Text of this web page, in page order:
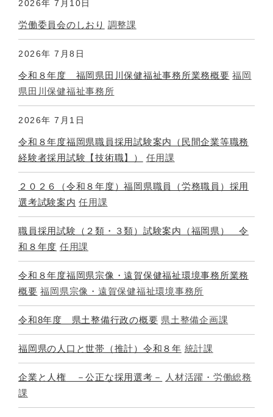
2026年 7月10日
労働委員会のしおり 調整課
2026年 7月8日
令和８年度 福岡県田川保健福祉事務所業務概要 福岡
県田川保健福祉事務所
2026年 7月1日
令和８年度福岡県職員採用試験案内（民間企業等職務
経験者採用試験【技術職】）
任用課
２０２６（令和８年度）福岡県職員（労務職員）採用
選考試験案内 任用課
職員採用試験（２類・３類）試験案内（福岡県） 令
和８年度 任用課
令和８年度福岡県宗像・遠賀保健福祉環境事務所業務
概要 福岡県宗像・遠賀保健福祉環境事務所
令和8年度 県土整備行政の概要 県土整備企画課
福岡県の人口と世帯（推計）令和８年 統計課
企業と人権 －公正な採用選考－
人材活躍・労働総務
課